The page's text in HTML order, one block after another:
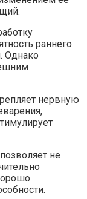
раннего
Однако
нервную
не